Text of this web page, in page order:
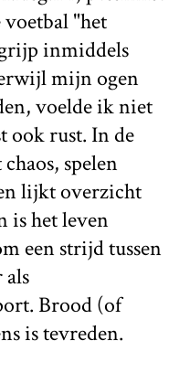
"het
inmiddels
mijn ogen
voelde ik niet
ook rust. In de
spelen
lijkt overzicht
is het leven
een strijd tussen
als
Brood (of
is tevreden.